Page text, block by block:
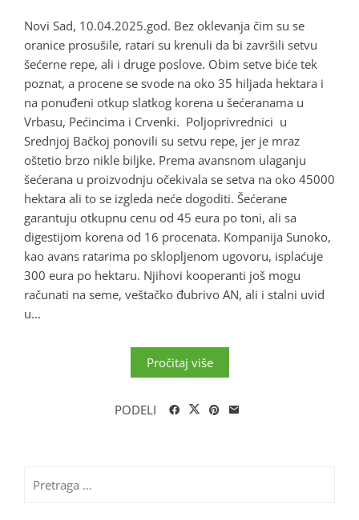
Novi Sad, 10.04.2025.god. Bez oklevanja čim su se
oranice prosušile, ratari su krenuli da bi završili setvu
šećerne repe, ali i druge poslove. Obim setve biće tek
poznat, a procene se svode na oko 35 hiljada hektara i
na ponuđeni otkup slatkog korena u šećeranama u
Vrbasu, Pećincima i Crvenki. Poljoprivrednici u
Srednjoj Bačkoj ponovili su setvu repe, jer je mraz
oštetio brzo nikle biljke. Prema avansnom ulaganju
šećerana u proizvodnju očekivala se setva na oko 45000
hektara ali to se izgleda neće dogoditi. Šećerane
garantuju otkupnu cenu od 45 eura po toni, ali sa
digestijom korena od 16 procenata. Kompanija Sunoko,
kao avans ratarima po sklopljenom ugovoru, isplaćuje
300 eura po hektaru. Njihovi kooperanti još mogu
računati na seme, veštačko đubrivo AN, ali i stalni uvid
u...
Pročitaj više
PODELI
za: